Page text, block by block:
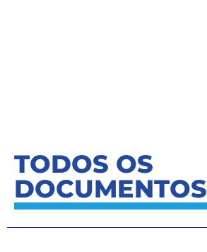
TODOS OS
DOCUMENTOS